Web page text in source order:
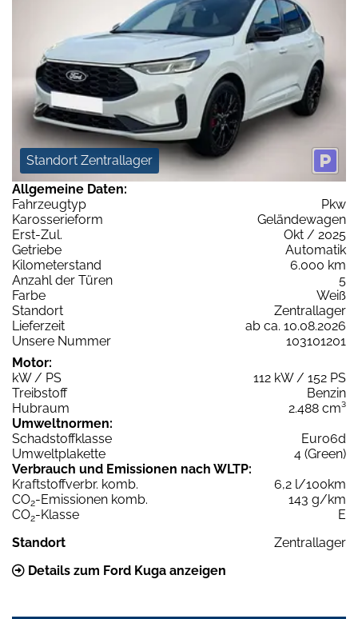
Standort Zentrallager
Allgemeine Daten:
Fahrzeugtyp
Pkw
Karosserieform
Geländewagen
Erst-Zul.
Okt / 2025
Getriebe
Automatik
Kilometerstand
6.000 km
Anzahl der Türen
5
Farbe
Weiß
Standort
Zentrallager
Lieferzeit
ab ca. 10.08.2026
Unsere Nummer
103101201
Motor:
kW / PS
112 kW / 152 PS
Treibstoff
Benzin
Hubraum
2.488 cm³
Umweltnormen:
Schadstoffklasse
Euro6d
Umweltplakette
4 (Green)
Verbrauch und Emissionen nach WLTP:
Kraftstoffverbr. komb.
6,2 l/100km
CO2-Emissionen komb.
143 g/km
CO2-Klasse
E
Standort
Zentrallager
Details zum Ford Kuga anzeigen